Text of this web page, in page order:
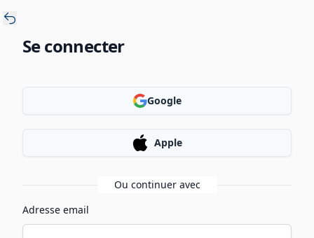
Se connecter
Google
Apple
Ou continuer avec
Adresse email